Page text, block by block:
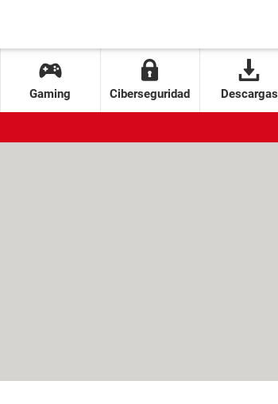
Gaming Ciberseguridad Descargas